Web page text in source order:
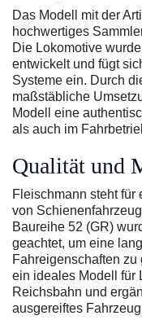
Das Modell mit der
hochwertiges
Die Lokomotive
entwickelt und fügt
Systeme ein. Durch
maßstäbliche
Modell eine
als auch im
Qualität und
Fleischmann steht für
von
Baureihe 52 (GR)
geachtet, um eine
Fahreigenschaften
ein ideales Modell für
Reichsbahn und
ausgereiftes